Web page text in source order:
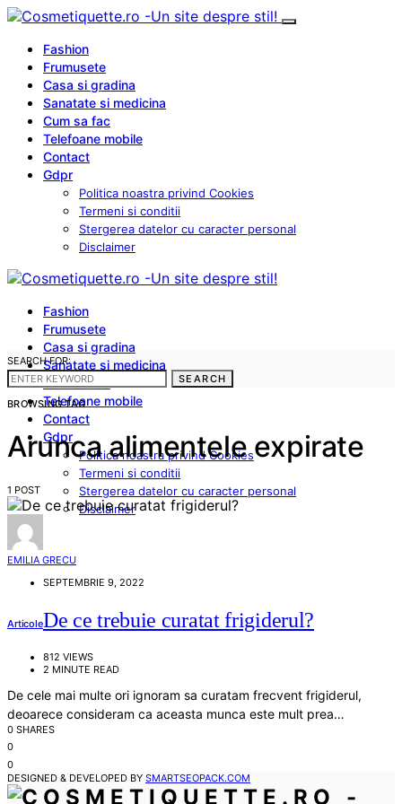
Fashion
Frumusete
Casa si gradina
Sanatate si medicina
Cum sa fac
Telefoane mobile
Contact
Gdpr
Politica noastra privind Cookies
Termeni si conditii
Stergerea datelor cu caracter personal
Disclaimer
Fashion
Frumusete
Casa si gradina
Sanatate si medicina
Cum sa fac
Telefoane mobile
Contact
Gdpr
Politica noastra privind Cookies
Termeni si conditii
Stergerea datelor cu caracter personal
Disclaimer
SEARCH FOR:
SEARCH
BROWSING TAG
Arunca alimentele expirate
1 POST
EMILIA GRECU
SEPTEMBRIE 9, 2022
ArticoleDe ce trebuie curatat frigiderul?
812 VIEWS
2 MINUTE READ
De cele mai multe ori ignoram sa curatam frecvent frigiderul,
deoarece consideram ca aceasta munca este mult prea…
0 SHARES
0
0
DESIGNED & DEVELOPED BY SMARTSEOPACK.COM